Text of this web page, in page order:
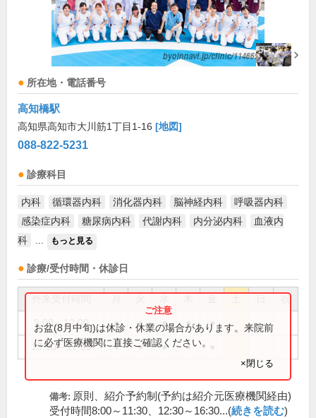
所在地・電話番号
高知橋駅
高知県高知市大川筋1丁目1-16 [地図]
088-822-5231
診療科目
内科 循環器内科 消化器内科 脳神経内科
呼吸器内科
感染症内科
糖尿病内科 代謝内科 内分泌内科
血液内
科
もっと見る
診療/受付時間・休診日
祝
9:00～12:00 ● ● ● ● ●
13:30～17:00 ● ● ● ●
お盆(8月中旬)は休診・休業の場合があります。来院前
に必ず医療機関に直接ご確認ください。
×閉じる
備考: 原則、紹介予約制(予約は紹介元医療機関経由)
受付時間8:00～11:30、12:30～16:30...(続きを読む)